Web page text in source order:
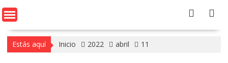
Estás aquí Inicio 2022 abril 11